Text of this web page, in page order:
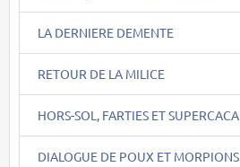
LA DERNIERE DEMENTE
RETOUR DE LA MILICE
HORS-SOL, FARTIES ET SUPERCACA
DIALOGUE DE POUX ET MORPIONS